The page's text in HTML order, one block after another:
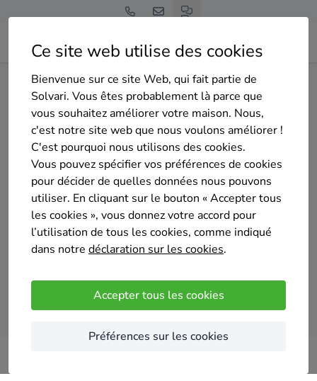
Ce site web utilise des cookies
Bienvenue sur ce site Web, qui fait partie de
Solvari. Vous êtes probablement là parce que
vous souhaitez améliorer votre maison. Nous,
c'est notre site web que nous voulons améliorer !
C'est pourquoi nous utilisons des cookies.
Vous pouvez spécifier vos préférences de cookies
pour décider de quelles données nous pouvons
utiliser. En cliquant sur le bouton « Accepter tous
les cookies », vous donnez votre accord pour
l’utilisation de tous les cookies, comme indiqué
dans notre déclaration sur les cookies.
Accepter tous les cookies
Préférences sur les cookies
Home Isolation des murs extérieurs
Luxembourg
Marche-en-Famenne
Gratuit et sans engagement
Top 20 des entreprises
d'isolation des murs exterieurs
à Marche-en-Famenne
Comparer des devis